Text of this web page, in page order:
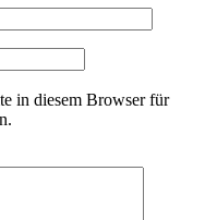
in diesem Browser für